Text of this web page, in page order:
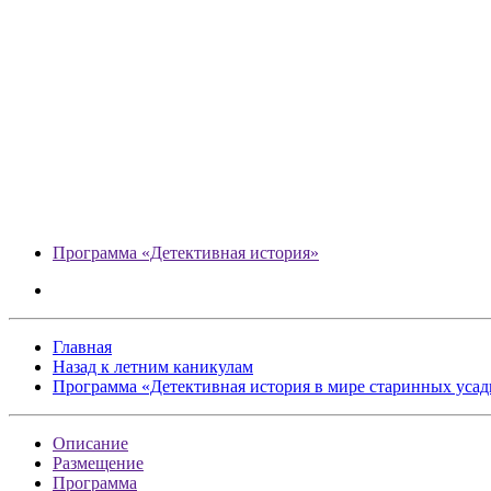
Программа «Детективная история»
Главная
Назад к летним каникулам
Программа «Детективная история в мире старинных
Описание
Размещение
Программа